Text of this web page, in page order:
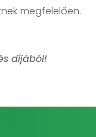
megfelelően.
díjából!